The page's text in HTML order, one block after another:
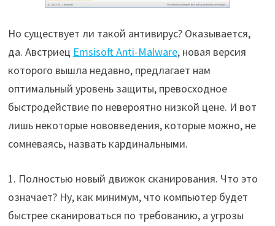
Но существует ли такой антивирус? Оказывается,
да. Австриец Emsisoft Anti-Malware, новая версия
которого вышла недавно, предлагает нам
оптимальный уровень защиты, превосходное
быстродействие по невероятно низкой цене. И вот
лишь некоторые нововведения, которые можно, не
сомневаясь, назвать кардинальными.
1. Полностью новый движок сканирования. Что это
означает? Ну, как минимум, что компьютер будет
быстрее сканироваться по требованию, а угрозы